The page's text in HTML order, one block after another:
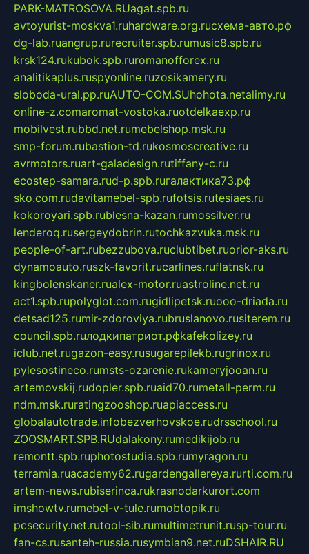
PARK-MATROSOVA.RUagat.spb.ru
avtoyurist-moskva1.ruhardware.org.ruсхема-авто.рф
dg-lab.ruangrup.rurecruiter.spb.rumusic8.spb.ru
krsk124.rukubok.spb.ruromanofforex.ru
analitikaplus.ruspyonline.ruzosikamery.ru
sloboda-ural.pp.ruAUTO-COM.SUhohota.netalimy.ru
online-z.comaromat-vostoka.ruotdelkaexp.ru
mobilvest.rubbd.net.rumebelshop.msk.ru
smp-forum.rubastion-td.rukosmoscreative.ru
avrmotors.ruart-galadesign.rutiffany-c.ru
ecostep-samara.rud-p.spb.ruгалактика73.рф
sko.com.rudavitamebel-spb.rufotsis.rutesiaes.ru
kokoroyari.spb.rublesna-kazan.rumossilver.ru
lenderoq.rusergeydobrin.rutochkazvuka.msk.ru
people-of-art.rubezzubova.ruclubtibet.ruorior-aks.ru
dynamoauto.ruszk-favorit.rucarlines.ruflatnsk.ru
kingbolenskaner.rualex-motor.ruastroline.net.ru
act1.spb.rupolyglot.com.rugidlipetsk.ruooo-driada.ru
detsad125.rumir-zdoroviya.rubruslanovo.rusiterem.ru
council.spb.ruлодкипатриот.рфkafekolizey.ru
iclub.net.rugazon-easy.rusugarepilekb.rugrinox.ru
pylesostineco.rumsts-ozarenie.rukameryjooan.ru
artemovskij.rudopler.spb.ruaid70.rumetall-perm.ru
ndm.msk.ruratingzooshop.ruapiaccess.ru
globalautotrade.infobezverhovskoe.rudrsschool.ru
ZOOSMART.SPB.RUdalakony.rumedikijob.ru
remontt.spb.ruphotostudia.spb.rumyragon.ru
terramia.ruacademy62.rugardengallereya.rurti.com.ru
artem-news.rubiserinca.rukrasnodarkurort.com
imshowtv.rumebel-v-tule.rumobtopik.ru
pcsecurity.net.rutool-sib.rumultimetrunit.rusp-tour.ru
fan-cs.rusanteh-russia.rusymbian9.net.ruDSHAIR.RU